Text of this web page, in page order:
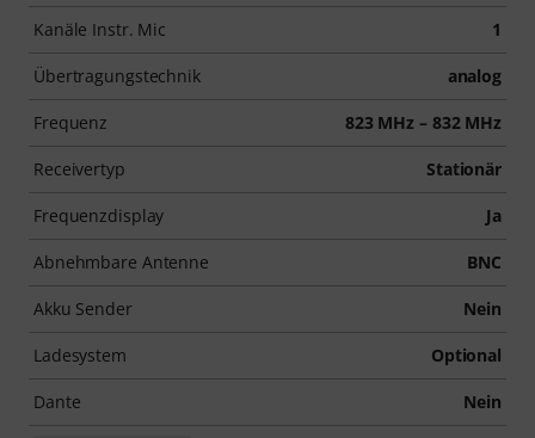
Kanäle Instr. Mic 1
Übertragungstechnik analog
Frequenz 823 MHz – 832 MHz
Receivertyp Stationär
Frequenzdisplay Ja
Abnehmbare Antenne BNC
Akku Sender Nein
Ladesystem Optional
Dante Nein